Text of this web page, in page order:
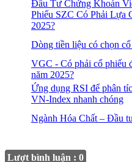
Đầu Tư Chứng Khoán
Phiếu SZC Có Phải Lựa
2025?
Dòng tiền liệu có chọn
VGC - Có phải cổ phiếu
năm 2025?
Ứng dụng RSI để phân
VN-Index nhanh chóng
Ngành Hóa Chất – Đầu
Lượt bình luận : 0